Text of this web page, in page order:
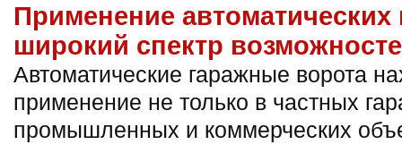
Применение
широкий спектр
Автоматические гаражные ворота
применение не только в частных
промышленных и коммерческих